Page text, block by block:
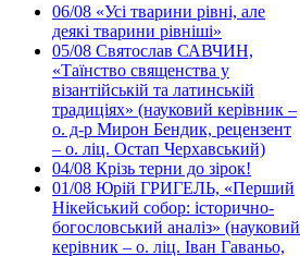
06/08 «Усі тварини рівні, але
деякі тварини рівніші»
05/08 Святослав САВЧИН,
«Таїнство священства у
візантійській та латинській
традиціях» (науковий керівник –
о. д-р Мирон Бендик, рецензент
– о. ліц. Остап Черхавський)
04/08 Крізь терни до зірок!
01/08 Юрій ГРИГЕЛЬ, «Перший
Нікейський собор: історично-
богословський аналіз» (науковий
керівник – о. ліц. Іван Гаваньо,